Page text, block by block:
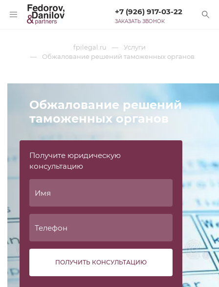
+7 (926) 917-03-22
ЗАКАЗАТЬ ЗВОНОК
fpilegal.ru
Услуги
Обжалование решений таможенных органов
Обжалование решений
таможенных органов
Получите юридическую
консультацию
ПОЛУЧИТЬ КОНСУЛЬТАЦИЮ